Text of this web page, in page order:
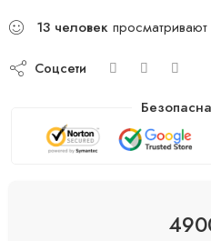
13 человек просматривают
Соцсети